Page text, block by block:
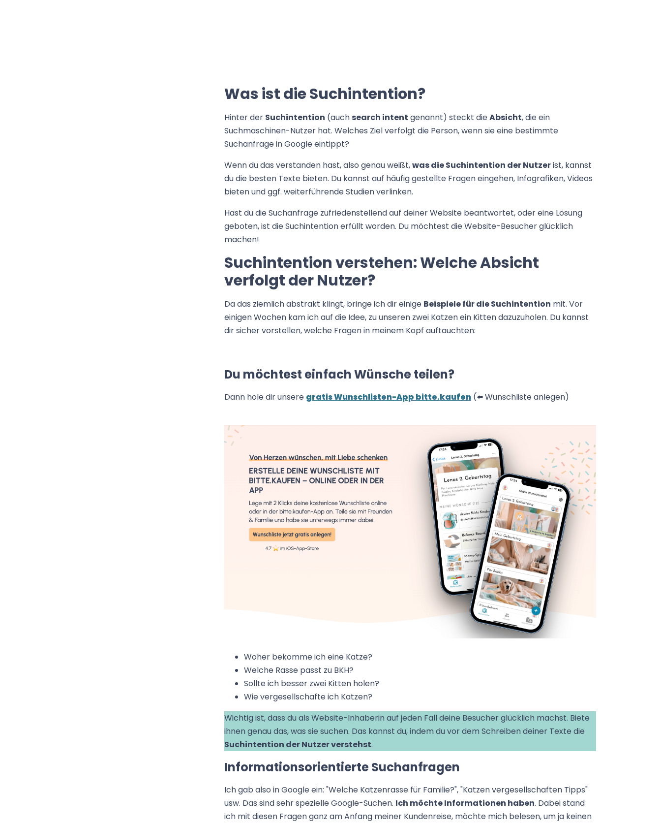
Was ist die Suchintention?
Hinter der Suchintention (auch search intent genannt) steckt dieAbsicht, die ein
Suchmaschinen-Nutzer hat. Welches Ziel verfolgt die Person, wenn sie eine bestimmte
Suchanfrage in Google eintippt?
Wenn du das verstanden hast, also genau weißt,was die Suchintention der Nutzerist, kannst
du die besten Texte bieten. Du kannst auf häufig gestellte Fragen eingehen, Infografiken, Videos
bieten und ggf. weiterführende Studien verlinken.
Hast du die Suchanfrage zufriedenstellend auf deiner Website beantwortet, oder eine Lösung
geboten, ist die Suchintention erfüllt worden. Du möchtest die Website-Besucher glücklich
machen!
Suchintention verstehen: Welche Absicht
verfolgt der Nutzer?
Da das ziemlich abstrakt klingt, bringe ich dir einige Beispiele für die Suchintention mit. Vor
einigen Wochen kam ich auf die Idee, zu unseren zwei Katzen ein Kitten dazuzuholen. Du kannst
dir sicher vorstellen, welche Fragen in meinem Kopf auftauchten:
Du möchtest einfach Wünsche teilen?
Dann hole dir unsere gratis Wunschlisten-App bitte.kaufen (⬅️ Wunschliste anlegen)
Woher bekomme ich eine Katze?
Welche Rasse passt zu BKH?
Sollte ich besser zwei Kitten holen?
Wie vergesellschafte ich Katzen?
Wichtig ist, dass du als Website-Inhaberin auf jeden Fall deine Besucher glücklich machst. Biete
ihnen genau das, was sie suchen. Das kannst du, indem du vor dem Schreiben deiner Texte die
Suchintention der Nutzer verstehst.
Informationsorientierte Suchanfragen
Ich gab also in Google ein: "Welche Katzenrasse für Familie?", "Katzen vergesellschaften Tipps"
usw. Das sind sehr spezielle Google-Suchen. Ich möchte Informationen haben. Dabei stand
ich mit diesen Fragen ganz am Anfang meiner Kundenreise, möchte mich belesen, um ja keinen